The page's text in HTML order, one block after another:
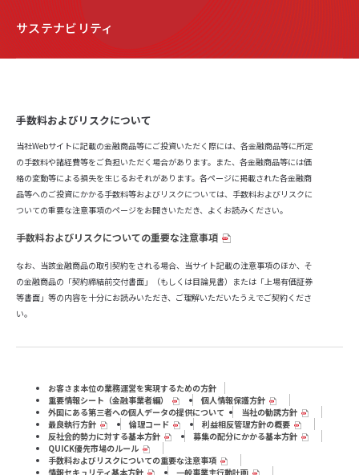
サステナビリティ
手数料およびリスクについて
当社Webサイトに記載の金融商品等にご投資いただく際には、各金融商品等に所定
の手数料や諸経費等をご負担いただく場合があります。また、各金融商品等には価
格の変動等による損失を生じるおそれがあります。各ページに掲載された各金融商
品等へのご投資にかかる手数料等およびリスクについては、手数料およびリスクに
ついての重要な注意事項のページをお開きいただき、よくお読みください。
手数料およびリスクについての重要な注意事項
なお、当該金融商品の取引契約をされる場合、当サイト記載の注意事項のほか、そ
の金融商品の「契約締結前交付書面」（もしくは目論見書）または「上場有価証券
等書面」等の内容を十分にお読みいただき、ご理解いただいたうえでご契約くださ
い。
お客さま本位の業務運営を実現するための方針
重要情報シート（⾦融事業者編）
個人情報保護方針
外国にある第三者への個人データの提供について
当社の勧誘方針
最良執行方針
倫理コード
利益相反管理方針の概要
反社会的勢力に対する基本方針
募集の配分にかかる基本方針
QUICK優先市場のルール
手数料およびリスクについての重要な注意事項
情報セキュリティ基本方針
一般事業主行動計画